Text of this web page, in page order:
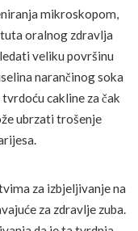
mikroskopom,
oralnog zdravlja
veliku površinu
narančinog soka
cakline za čak
ubrzati trošenje
za izbjeljivanje na
za zdravlje zuba.